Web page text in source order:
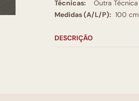
Técnicas:
Outra Técnica
Medidas (A/L/P): 100 cm
DESCRIÇÃO